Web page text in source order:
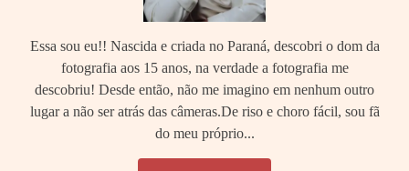
Essa sou eu!! Nascida e criada no Paraná, descobri o dom da
fotografia aos 15 anos, na verdade a fotografia me
descobriu! Desde então, não me imagino em nenhum outro
lugar a não ser atrás das câmeras.De riso e choro fácil, sou fã
do meu próprio...